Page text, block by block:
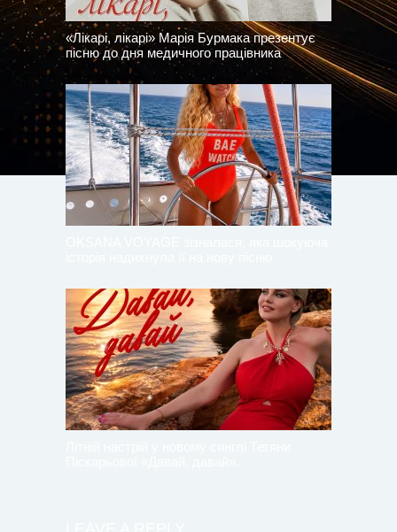
«Лікарі, лікарі» Марія Бурмака презентує
пісню до дня медичного працівника